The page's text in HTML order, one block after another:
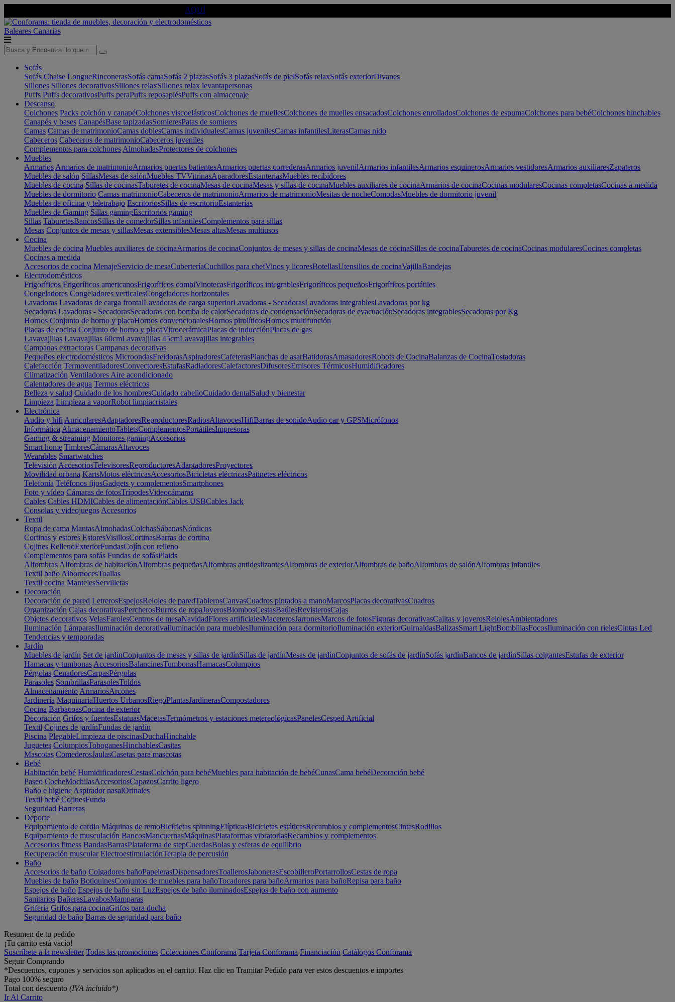
AQUÍ
Baleares Canarias
Sofás
Sofás Chaise LongueRinconerasSofás camaSofás 2 plazasSofás 3 plazasSofás de pielSofás relaxSofás exteriorDivanes
Sillones Sillones decorativosSillones relaxSillones relax levantapersonas
Puffs Puffs decorativosPuffs peraPuffs reposapiésPuffs con almacenaje
Descanso
Colchones Packs colchón y canapéColchones viscoelásticosColchones de muellesColchones de muelles ensacadosColchones enrolladosColchones de espumaColchones para bebéColchones hinchables
Canapés y bases CanapésBase tapizadasSomieresPatas de somieres
Camas Camas de matrimonioCamas doblesCamas individualesCamas juvenilesCamas infantilesLiterasCamas nido
Cabeceros Cabeceros de matrimonioCabeceros juveniles
Complementos para colchones AlmohadasProtectores de colchones
Muebles
Armarios Armarios de matrimonioArmarios puertas batientesArmarios puertas correderasArmarios juvenilArmarios infantilesArmarios esquinerosArmarios vestidoresArmarios auxiliaresZapateros
Muebles de salón SillasMesas de salónMuebles TVVitrinasAparadoresEstanteriasMuebles recibidores
Muebles de cocina Sillas de cocinasTaburetes de cocinaMesas de cocinaMesas y sillas de cocinaMuebles auxiliares de cocinaArmarios de cocinaCocinas modularesCocinas completasCocinas a medida
Muebles de dormitorio Camas matrimonioCabeceros de matrimonioArmarios de matrimonioMesitas de nocheComodasMuebles de dormitorio juvenil
Muebles de oficina y teletrabajo EscritoriosSillas de escritorioEstanterías
Muebles de Gaming Sillas gamingEscritorios gaming
Sillas TaburetesBancosSillas de comedorSillas infantilesComplementos para sillas
Mesas Conjuntos de mesas y sillasMesas extensiblesMesas altasMesas multiusos
Cocina
Muebles de cocina Muebles auxiliares de cocinaArmarios de cocinaConjuntos de mesas y sillas de cocinaMesas de cocinaSillas de cocinaTaburetes de cocinaCocinas modularesCocinas completas
Cocinas a medida
Accesorios de cocina MenajeServicio de mesaCuberteríaCuchillos para chefVinos y licoresBotellasUtensilios de cocinaVajillaBandejas
Electrodomésticos
Frigoríficos Frigoríficos americanosFrigoríficos combiVinotecasFrigoríficos integrablesFrigoríficos pequeñosFrigoríficos portátiles
Congeladores Congeladores verticalesCongeladores horizontales
Lavadoras Lavadoras de carga frontalLavadoras de carga superiorLavadoras - SecadorasLavadoras integrablesLavadoras por kg
Secadoras Lavadoras - SecadorasSecadoras con bomba de calorSecadoras de condensaciónSecadoras de evacuaciónSecadoras integrablesSecadoras por Kg
Hornos Conjunto de horno y placaHornos convencionalesHornos pirolíticosHornos multifunción
Placas de cocina Conjunto de horno y placaVitrocerámicaPlacas de inducciónPlacas de gas
Lavavajillas Lavavajillas 60cmLavavajillas 45cmLavavajillas integrables
Campanas extractoras Campanas decorativas
Pequeños electrodomésticos MicroondasFreidorasAspiradoresCafeterasPlanchas de asarBatidorasAmasadoresRobots de CocinaBalanzas de CocinaTostadoras
Calefacción TermoventiladoresConvectoresEstufasRadiadoresCalefactoresDifusoresEmisores TérmicosHumidificadores
Climatización Ventiladores Aire acondicionado
Calentadores de agua Termos eléctricos
Belleza y salud Cuidado de los hombresCuidado cabelloCuidado dentalSalud y bienestar
Limpieza Limpieza a vaporRobot limpiacristales
Electrónica
Audio y hifi AuricularesAdaptadoresReproductoresRadiosAltavocesHifiBarras de sonidoAudio car y GPSMicrófonos
Informática AlmacenamientoTabletsComplementosPortátilesImpresoras
Gaming & streaming Monitores gamingAccesorios
Smart home TimbresCámarasAltavoces
Wearables Smartwatches
Televisión AccesoriosTelevisoresReproductoresAdaptadoresProyectores
Movilidad urbana KartsMotos eléctricasAccesoriosBicicletas eléctricasPatinetes eléctricos
Telefonía Teléfonos fijosGadgets y complementosSmartphones
Foto y vídeo Cámaras de fotosTrípodesVideocámaras
Cables Cables HDMICables de alimentaciónCables USBCables Jack
Consolas y videojuegos Accesorios
Textil
Ropa de cama MantasAlmohadasColchasSábanasNórdicos
Cortinas y estores EstoresVisillosCortinasBarras de cortina
Cojines RellenoExteriorFundasCojín con relleno
Complementos para sofás Fundas de sofásPlaids
Alfombras Alfombras de habitaciónAlfombras pequeñasAlfombras antideslizantesAlfombras de exteriorAlfombras de bañoAlfombras de salónAlfombras infantiles
Textil baño AlbornocesToallas
Textil cocina MantelesServilletas
Decoración
Decoración de pared LetrerosEspejosRelojes de paredTablerosCanvasCuadros pintados a manoMarcosPlacas decorativasCuadros
Organización Cajas decorativasPercherosBurros de ropaJoyerosBiombosCestasBaúlesRevisterosCajas
Objetos decorativos VelasFarolesCentros de mesaNavidadFlores artificialesMaceterosJarronesMarcos de fotosFiguras decorativasCajitas y joyerosRelojesAmbientadores
Iluminación LámparasIluminación decorativaIluminación para mueblesIluminación para dormitorioIluminación exteriorGuirnaldasBalizasSmart LightBombillasFocosIluminación con rielesCintas Led
Tendencias y temporadas
Jardín
Muebles de jardín Set de jardínConjuntos de mesas y sillas de jardínSillas de jardínMesas de jardínConjuntos de sofás de jardínSofás jardínBancos de jardínSillas colgantesEstufas de exterior
Hamacas y tumbonas AccesoriosBalancinesTumbonasHamacasColumpios
Pérgolas CenadoresCarpasPérgolas
Parasoles SombrillasParasolesToldos
Almacenamiento ArmariosArcones
Jardinería MaquinariaHuertos UrbanosRiegoPlantasJardinerasCompostadores
Cocina BarbacoasCocina de exterior
Decoración Grifos y fuentesEstatuasMacetasTermómetros y estaciones metereológicasPanelesCesped Artificial
Textil Cojines de jardínFundas de jardín
Piscina PlegableLimpieza de piscinasDuchaHinchable
Juguetes ColumpiosToboganesHinchablesCasitas
Mascotas ComederosJaulasCasetas para mascotas
Bebé
Habitación bebé HumidificadoresCestasColchón para bebéMuebles para habitación de bebéCunasCama bebéDecoración bebé
Paseo CocheMochilasAccesoriosCapazosCarrito ligero
Baño e higiene Aspirador nasalOrinales
Textil bebé CojinesFunda
Seguridad Barreras
Deporte
Equipamiento de cardio Máquinas de remoBicicletas spinningElípticasBicicletas estáticasRecambios y complementosCintasRodillos
Equipamiento de musculación BancosMancuernasMáquinasPlataformas vibratoriasRecambios y complementos
Accesorios fitness BandasBarrasPlataforma de stepCuerdasBolas y esferas de equilibrio
Recuperación muscular ElectroestimulaciónTerapia de percusión
Baño
Accesorios de baño Colgadores bañoPapelerasDispensadoresToallerosJabonerasEscobilleroPortarrollosCestas de ropa
Muebles de baño BotiquinesConjuntos de muebles para bañoTocadores para bañoArmarios para bañoRepisa para baño
Espejos de baño Espejos de baño sin LuzEspejos de baño iluminadosEspejos de baño con aumento
Sanitarios BañerasLavabosMamparas
Grifería Grifos para cocinaGrifos para ducha
Seguridad de baño Barras de seguridad para baño
Resumen de tu pedido
¡Tu carrito está vacío!
Suscríbete a la newsletter Todas las promociones Colecciones Conforama Tarjeta Conforama Financiación Catálogos Conforama
Seguir Comprando
*Descuentos, cupones y servicios son aplicados en el carrito. Haz clic en Tramitar Pedido para ver estos descuentos e importes
Pago 100% seguro
Total con descuento (IVA incluido*)
Ir Al Carrito